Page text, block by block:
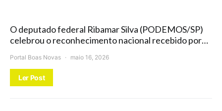
O deputado federal Ribamar Silva (PODEMOS/SP)
celebrou o reconhecimento nacional recebido por…
Portal Boas Novas maio 16, 2026
Ler Post